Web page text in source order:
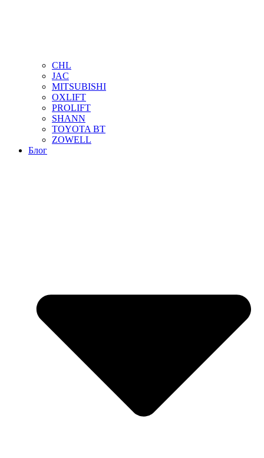
CHL
JAC
MITSUBISHI
OXLIFT
PROLIFT
SHANN
TOYOTA BT
ZOWELL
Блог